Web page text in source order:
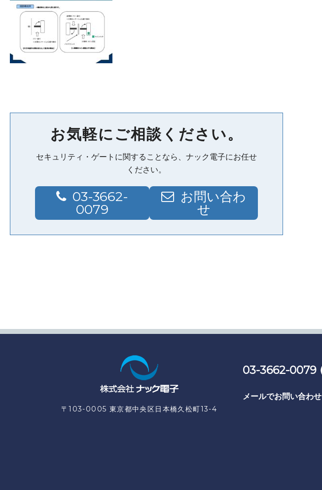
お気軽にご相談ください。
セキュリティ・ゲートに関することなら、ナック電子にお任せ
ください。
03-3662-
0079
お問い合わ
せ
〒103-0005 東京都中央区日本橋久松町13-4
03-3662-0079
メールでお問い合わせ